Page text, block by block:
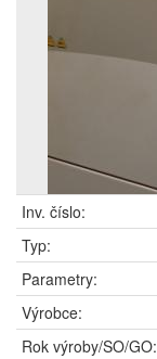
Inv. číslo:
Typ:
Parametry:
Výrobce:
Rok výroby/SO/GO: